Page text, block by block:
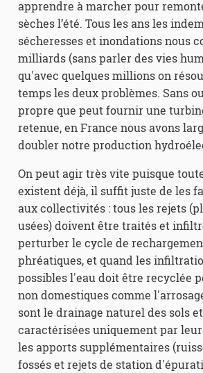
apprendre à marcher pour
sèches l’été. Tous les ans les
sécheresses et inondations nous
milliards (sans parler des vies
qu'avec quelques millions on
temps les deux problèmes. Sans
propre que peut fournir une
retenue, en France nous avons
doubler notre production
On peut agir très vite puisque
existent déjà, il suffit juste de les
aux collectivités : tous les rejets
usées) doivent être traités et
perturber le cycle de
phréatiques, et quand les
possibles l'eau doit être recyclée
non domestiques comme
sont le drainage naturel des sols
caractérisées uniquement par
les apports supplémentaires
fossés et rejets de station